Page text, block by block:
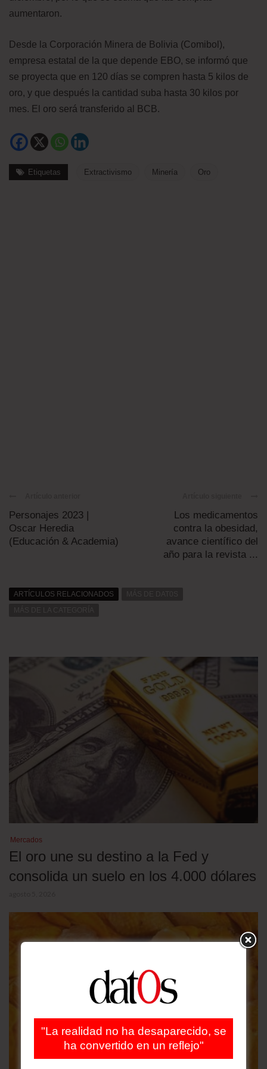
aumentaron.
Desde la Corporación Minera de Bolivia (Comibol),
empresa estatal de la que depende EBO, se informó que
se proyecta que en 120 días se compren hasta 5 kilos de
oro, y que después la cantidad suba hasta 30 kilos por
mes. El oro será transferido al BCB.
Etiquetas Extractivismo Minería Oro
Personajes 2023 |
Oscar Heredia
(Educación & Academia)
Los medicamentos
contra la obesidad,
avance científico del
año para la revista ...
ARTÍCULOS RELACIONADOS
Mercados
El oro une su destino a la Fed y
consolida un suelo en los 4.000 dólares
"La realidad no ha desaparecido, se
ha convertido en un reflejo"